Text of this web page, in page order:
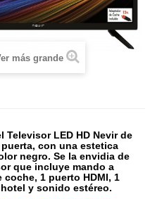
más grande
LED HD Nevir de
con una estetica
negro. Se la envidia de
que incluye mando a
1 puerto HDMI, 1
y sonido estéreo.